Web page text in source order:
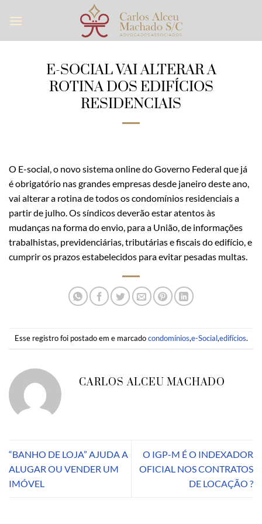
E-SOCIAL VAI ALTERAR A
ROTINA DOS EDIFÍCIOS
RESIDENCIAIS
O E-social, o novo sistema online do Governo Federal que já
é obrigatório nas grandes empresas desde janeiro deste ano,
vai alterar a rotina de todos os condomínios residenciais a
partir de julho. Os síndicos deverão estar atentos às
mudanças na forma do envio, para a União, de informações
trabalhistas, previdenciárias, tributárias e fiscais do edifício, e
cumprir os prazos estabelecidos para evitar pesadas multas.
Esse registro foi postado em e marcadocondomínios,e-Social,edifícios.
CARLOS ALCEU MACHADO
“BANHO DE LOJA” AJUDA A
ALUGAR OU VENDER UM
IMÓVEL
O IGP-M É O INDEXADOR
OFICIAL NOS CONTRATOS
DE LOCAÇÃO ?